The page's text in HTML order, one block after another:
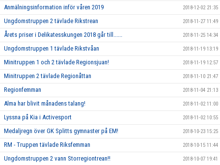
Anmälningsinformation inför våren 2019 2018-12-02 21:35
Ungdomstruppen 2 tävlade Rikstrean 2018-11-27 11:49
Årets priser i Delikatesskungen 2018 går till...... 2018-11-25 14:34
Ungdomstruppen 1 tävlade Rikstvåan 2018-11-19 13:19
Minitruppen 1 och 2 tävlade Regionsjuan! 2018-11-19 12:57
Minitruppen 2 tävlade Regionåttan 2018-11-10 21:47
Regionfemman 2018-11-04 21:13
Alma har blivit månadens talang! 2018-11-02 11:00
Lyssna på Kia i Activesport 2018-11-02 10:55
Medaljregn över GK Splitts gymnaster på EM! 2018-10-23 15:25
RM - Truppen tävlade Riksfemman 2018-10-15 11:44
Ungdomstruppen 2 vann Storregiontrean!! 2018-10-07 19:41